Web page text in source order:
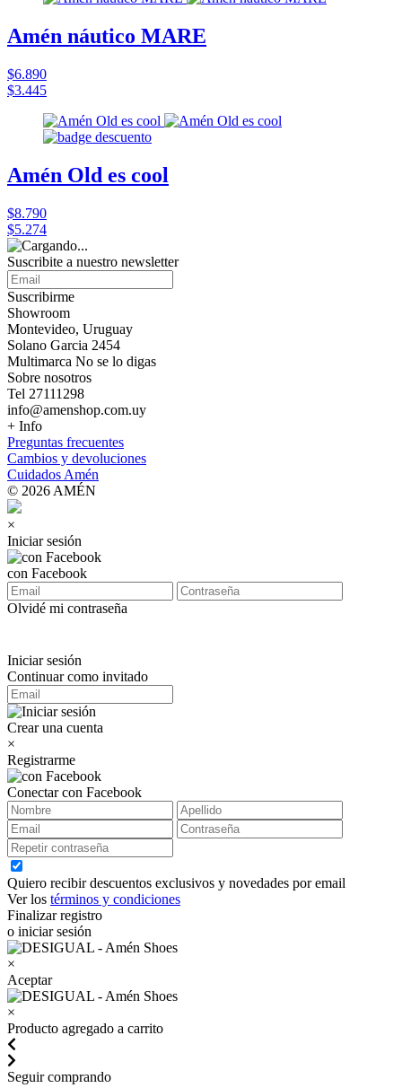
Amén náutico MARE
$6.890
$3.445
Amén Old es cool
$8.790
$5.274
Suscribite a nuestro newsletter
Suscribirme
Showroom
Montevideo, Uruguay
Solano Garcia 2454
Multimarca No se lo digas
Sobre nosotros
Tel 27111298
info@amenshop.com.uy
+ Info
Preguntas frecuentes
Cambios y devoluciones
Cuidados Amén
© 2026 AMÉN
×
Iniciar sesión
con Facebook
Olvidé mi contraseña
Iniciar sesión
Continuar como invitado
Crear una cuenta
×
Registrarme
Conectar con Facebook
Quiero recibir descuentos exclusivos y novedades por email
Ver los términos y condiciones
Finalizar registro
o iniciar sesión
×
Aceptar
×
Producto agregado a carrito
Seguir comprando